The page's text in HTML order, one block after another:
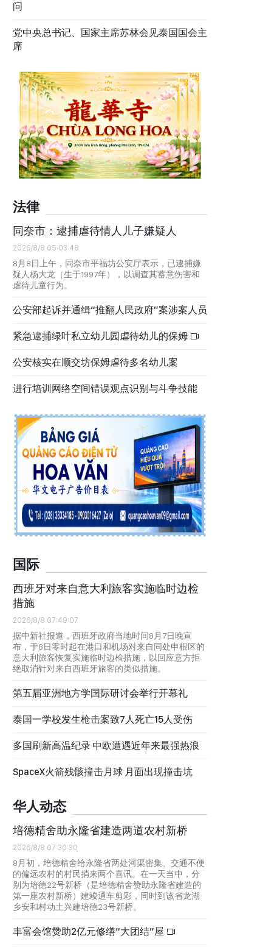
问
党中央总书记、国家主席苏林会见泰国国会主
席
法律
同奈市：逮捕虐待情人儿子嫌疑人
2026/8/8 05:03:48
8月8日上午，同奈市平福坊公安厅表示，已逮捕嫌
疑人杨大龙（生于1997年），以调查其蓄意伤害和
虐待儿童行为。
公安部起诉并通缉“推翻人民政府”案涉案人员
紧急逮捕绿叶私立幼儿园虐待幼儿的保姆
公安核实在顺交坊保姆虐待多名幼儿案
进行培训网络空间错误观点识别与斗争技能
国际
西班牙对来自意大利旅客实施临时边检
措施
2026/8/8 07:49:07
据中新社报道，西班牙政府当地时间8月7日晚宣
布，于8日零时起在港口和机场对来自同处申根区的
意大利旅客恢复实施临时边检措施，以回应意方拒
绝取消针对来自西班牙旅客的类似措施。
第五届亚洲地方学国际研讨会举行开幕礼
泰国一学校发生枪击案致7人死亡15人受伤
多国刷新高温纪录 中欧遭遇近年来最强热浪
SpaceX火箭残骸撞击月球 月面出现撞击坑
华人动态
培德精舍助永隆省建造两道农村新桥
2026/8/8 07:30:30
8月初，培德精舍给永隆省两处河渠密集、交通不便
的偏远农村的村民捎来两个喜讯。在一天当中，分
别为培德22号新桥（是培德精舍赞助永隆省建造的
第一座农村新桥）建竣通车剪彩，同时到该省龙湖
乡安和村动土兴建培德23号新桥。
丰富会馆赞助2亿元修缮“大团结”屋